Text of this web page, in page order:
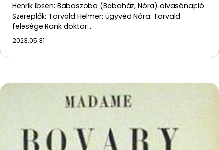
Henrik Ibsen: Babaszoba (Babaház, Nóra) olvasónapló
Szereplők: Torvald Helmer: ügyvéd Nóra: Torvald
felesége Rank doktor:…
2023.05.31.